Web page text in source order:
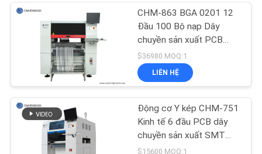
CÁC
PHẨM
VIDEO
CHM-863 BGA 0201 12
Đầu 100 Bộ nạp Dây
chuyền sản xuất PCB
SMT
$36980 MOQ:1
LIÊN HỆ
Động cơ Y kép CHM-751
Kinh tế 6 đầu PCB dây
chuyền sản xuất SMT
chọn và đặt máy
$15600 MOQ:1